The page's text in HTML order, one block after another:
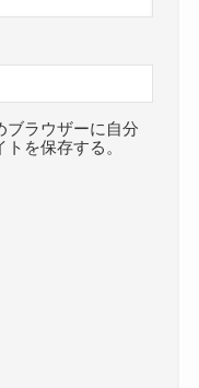
ブラウザーに自分
を保存する。